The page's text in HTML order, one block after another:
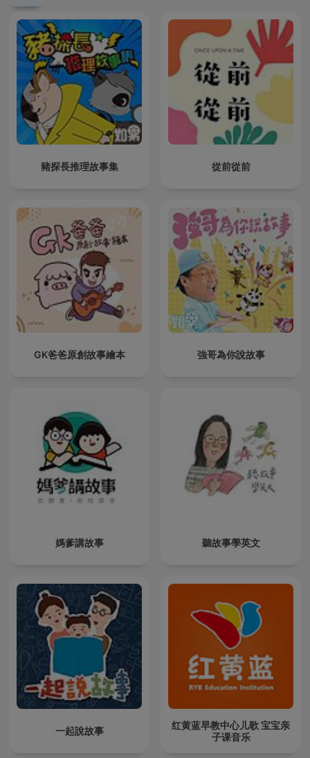
豬探長推理故事集 從前從前
GK爸爸原創故事繪本 強哥為你說故事
媽爹講故事 聽故事學英文
一起說故事
红黄蓝早教中心儿歌 宝宝亲
子课音乐